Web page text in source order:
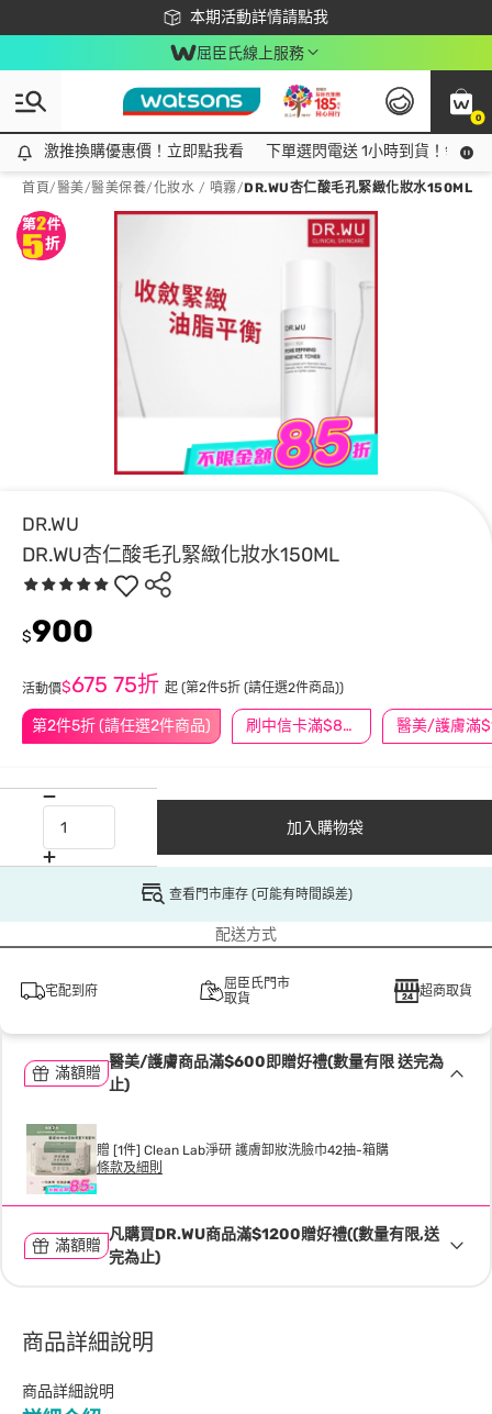
本期活動詳情請點我
下載app最高回饋$350
屈臣氏線上服務
0
激推換購優惠價！立即點我看
激推換購優惠價！立即點我看 下單選閃電送 1小時到貨！領神
首頁/醫美/醫美保養/化妝水 / 噴霧/DR.WU杏仁酸毛孔緊緻化妝水150ML
DR.WU
DR.WU杏仁酸毛孔緊緻化妝水150ML
第2件5折 (請任選2件商品) 刷中信卡滿$888送3萬點
$900
活動價$675 75折 起 (第2件5折 (請任選2件商品))
加入購物袋
查看門市庫存 (可能有時間誤差)
配送方式
宅配到府
屈臣氏門市
取貨
超商取貨
滿額贈
醫美/護膚商品滿$600即贈好禮(數量有限 送完為
止)
贈 [1件] Clean Lab淨研 護膚卸妝洗臉巾42抽-箱購
條款及細則
滿額贈
凡購買DR.WU商品滿$1200贈好禮((數量有限,送
完為止)
商品詳細說明
商品詳細說明